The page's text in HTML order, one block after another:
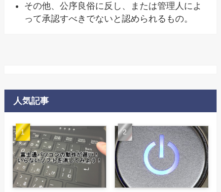
その他、公序良俗に反し、または管理人によ
って承認すべきでないと認められるもの。
人気記事